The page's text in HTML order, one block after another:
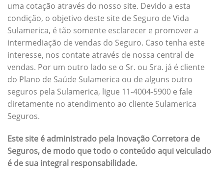
uma cotação através do nosso site. Devido a esta
condição, o objetivo deste site de Seguro de Vida
Sulamerica, é tão somente esclarecer e promover a
intermediação de vendas do Seguro. Caso tenha este
interesse, nos contate através de nossa central de
vendas. Por um outro lado se o Sr. ou Sra. já é cliente
do Plano de Saúde Sulamerica ou de alguns outro
seguros pela Sulamerica, ligue 11-4004-5900 e fale
diretamente no atendimento ao cliente Sulamerica
Seguros.
Este site é administrado pela Inovação Corretora de
Seguros, de modo que todo o conteúdo aqui veiculado
é de sua integral responsabilidade.